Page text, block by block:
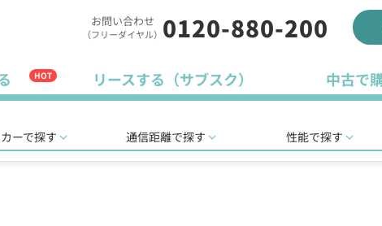
お問い合わせ
（フリーダイヤル） 0120-880-200
HOT リースする（サブスク） 中古で
ーで探す 通信距離で探す 性能で探す